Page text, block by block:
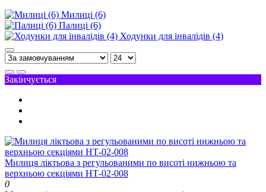
Милиці (6)
Палиці (6)
Ходунки для інвалідів (4)
Закінчується
Милиця ліктьова з регульованими по висоті нижньою та
верхньою секціями НТ-02-008
0